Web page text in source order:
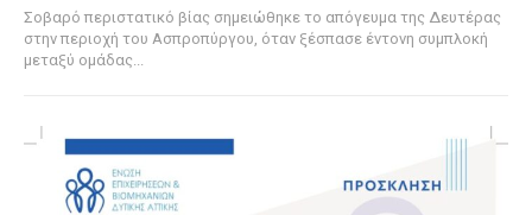
Σοβαρό περιστατικό βίας σημειώθηκε το απόγευμα της Δευτέρας
στην περιοχή του Ασπροπύργου, όταν ξέσπασε έντονη συμπλοκή
μεταξύ ομάδας...